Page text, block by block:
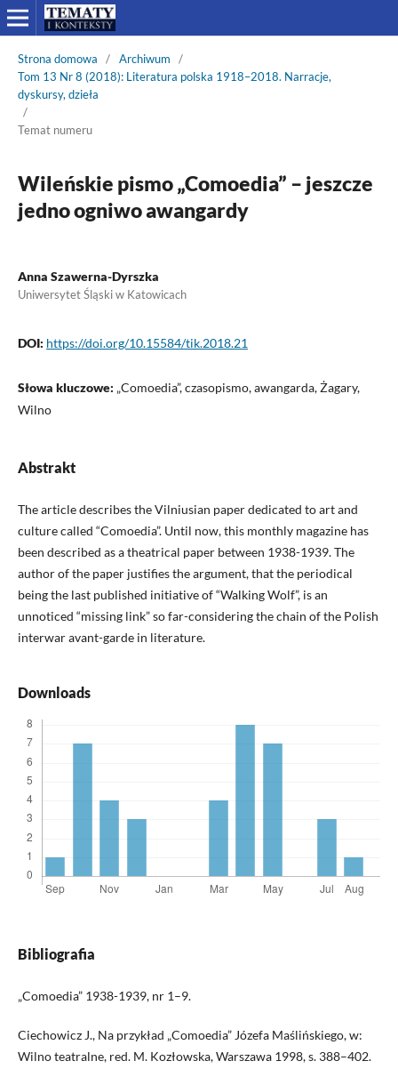
Strona domowa / Archiwum
/
Tom 13 Nr 8 (2018): Literatura polska 1918–2018. Narracje,
dyskursy, dzieła
/
Temat numeru
Wileńskie pismo „Comoedia” – jeszcze
jedno ogniwo awangardy
Anna Szawerna-Dyrszka
Uniwersytet Śląski w Katowicach
DOI: https://doi.org/10.15584/tik.2018.21
Słowa kluczowe: „Comoedia”, czasopismo, awangarda, Żagary,
Wilno
Abstrakt
The article describes the Vilniusian paper dedicated to art and
culture called “Comoedia”. Until now, this monthly magazine has
been described as a theatrical paper between 1938-1939. The
author of the paper justifies the argument, that the periodical
being the last published initiative of “Walking Wolf”, is an
unnoticed “missing link” so far-considering the chain of the Polish
interwar avant-garde in literature.
Downloads
Bibliografia
„Comoedia” 1938-1939, nr 1–9.
Ciechowicz J., Na przykład „Comoedia” Józefa Maślińskiego, w:
Wilno teatralne, red. M. Kozłowska, Warszawa 1998, s. 388–402.